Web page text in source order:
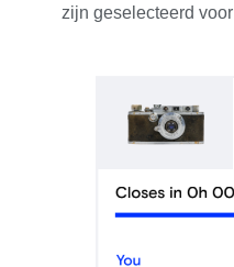
zijn geselecteerd